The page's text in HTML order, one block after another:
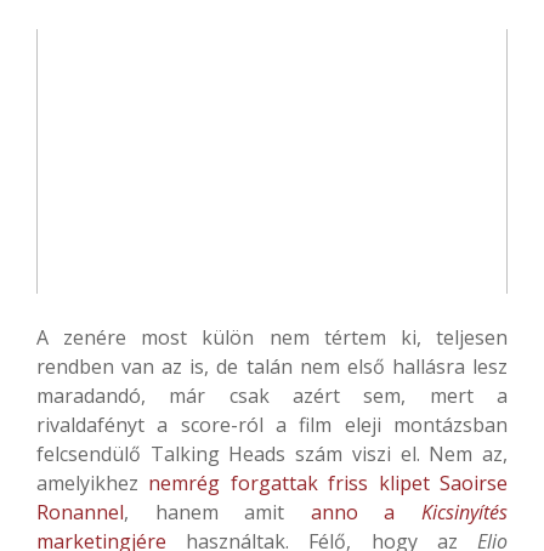
A zenére most külön nem tértem ki, teljesen
rendben van az is, de talán nem első hallásra lesz
maradandó, már csak azért sem, mert a
rivaldafényt a score-ról a film eleji montázsban
felcsendülő Talking Heads szám viszi el. Nem az,
amelyikhez nemrég forgattak friss klipet Saoirse
Ronannel, hanem amit anno aKicsinyítés
marketingjére használtak. Félő, hogy az Elio